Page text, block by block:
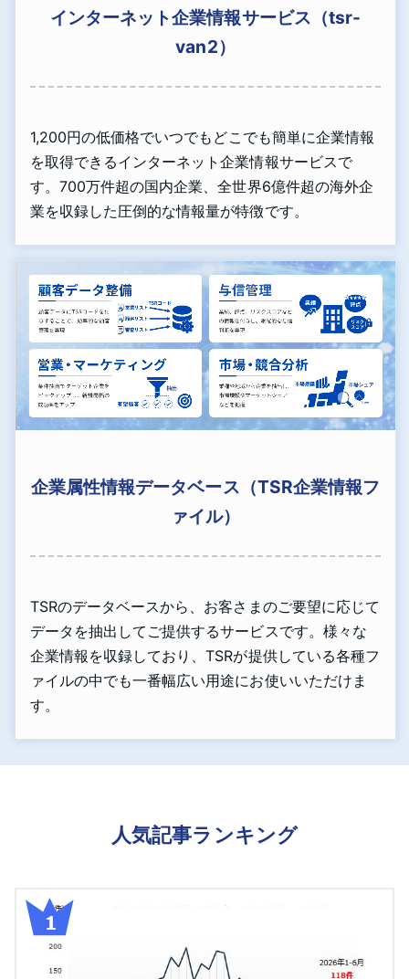
インターネット企業情報サービス（tsr-
van2）
1,200円の低価格でいつでもどこでも簡単に企業情報
を取得できるインターネット企業情報サービスで
す。700万件超の国内企業、全世界6億件超の海外企
業を収録した圧倒的な情報量が特徴です。
企業属性情報データベース（TSR企業情報フ
ァイル）
TSRのデータベースから、お客さまのご要望に応じて
データを抽出してご提供するサービスです。様々な
企業情報を収録しており、TSRが提供している各種フ
ァイルの中でも一番幅広い用途にお使いいただけま
す。
人気記事ランキング